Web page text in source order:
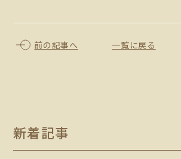
前の記事へ 一覧に戻る
新着記事